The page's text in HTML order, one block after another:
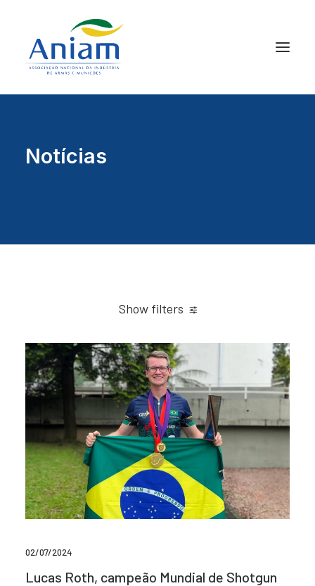
Notícias
Show filters
02/07/2024
Lucas Roth, campeão Mundial de Shotgun